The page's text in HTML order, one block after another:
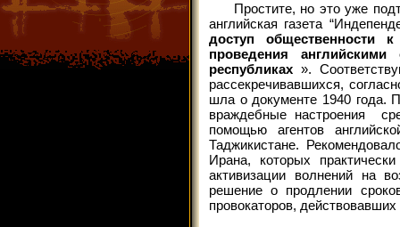
Простите, но это уже
английская газета
доступ общественности
проведения
республиках».
рассекречивавшихся,
шла о документе 1940 года.
враждебные настроения
помощью агентов
Таджикистане.
Ирана, которых
активизации волнений на
решение о продлении
провокаторов,